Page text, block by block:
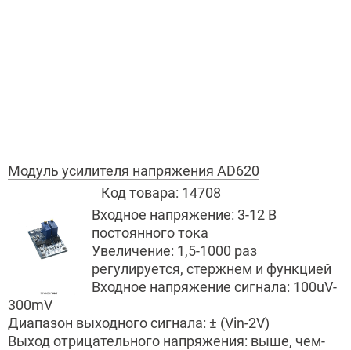
Модуль усилителя напряжения AD620
Код товара: 14708
Входное напряжение: 3-12 В
постоянного тока
Увеличение: 1,5-1000 раз
регулируется, стержнем и функцией
Входное напряжение сигнала: 100uV-
300mV
Диапазон выходного сигнала: ± (Vin-2V)
Выход отрицательного напряжения: выше, чем-